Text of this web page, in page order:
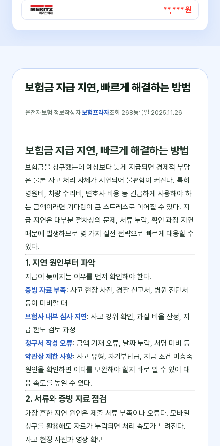
**,*** 원
보험금 지급 지연, 빠르게 해결하는 방법
운전자보험 정보작성자 보험프라자조회 268등록일 2025.11.26
보험금 지급 지연, 빠르게 해결하는 방법
보험금을 청구했는데 예상보다 늦게 지급되면 경제적 부담
은 물론 사고 처리 자체가 지연되어 불편함이 커진다. 특히
병원비, 차량 수리비, 변호사 비용 등 긴급하게 사용해야 하
는 금액이라면 기다림이 큰 스트레스로 이어질 수 있다. 지
급 지연은 대부분 절차상의 문제, 서류 누락, 확인 과정 지연
때문에 발생하므로 몇 가지 실전 전략으로 빠르게 대응할 수
있다.
1. 지연 원인부터 파악
지급이 늦어지는 이유를 먼저 확인해야 한다.
증빙 자료 부족: 사고 현장 사진, 경찰 신고서, 병원 진단서
등이 미비할 때
보험사 내부 심사 지연: 사고 경위 확인, 과실 비율 산정, 지
급 한도 검토 과정
청구서 작성 오류: 금액 기재 오류, 날짜 누락, 서명 미비 등
약관상 제한 사항: 사고 유형, 자기부담금, 지급 조건 미충족
원인을 확인하면 어디를 보완해야 할지 바로 알 수 있어 대
응 속도를 높일 수 있다.
2. 서류와 증빙 자료 점검
가장 흔한 지연 원인은 제출 서류 부족이나 오류다. 모바일
청구를 활용해도 자료가 누락되면 처리 속도가 느려진다.
사고 현장 사진과 영상 확보